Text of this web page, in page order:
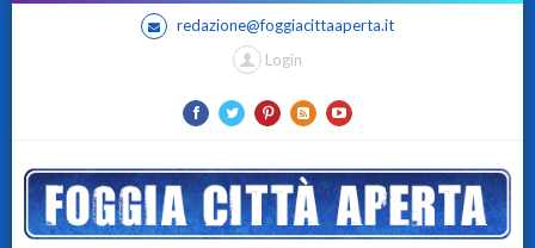
redazione@foggiacittaaperta.it
Login